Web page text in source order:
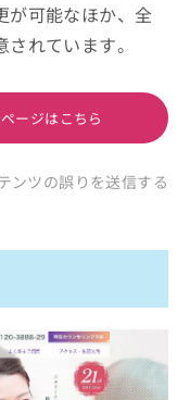
が可能なほか、全
れています。
ージはこちら
ンツの誤りを送信する